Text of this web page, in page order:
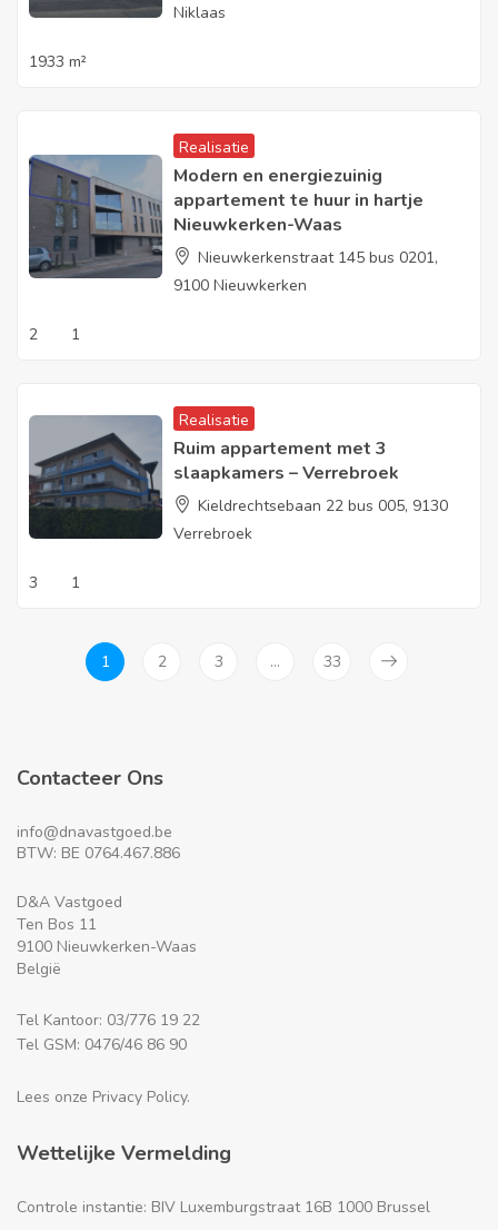
Niklaas
1933 m²
Realisatie
Modern en energiezuinig
appartement te huur in hartje
Nieuwkerken-Waas
Nieuwkerkenstraat 145 bus 0201,
9100 Nieuwkerken
2 1
Realisatie
Ruim appartement met 3
slaapkamers – Verrebroek
Kieldrechtsebaan 22 bus 005, 9130
Verrebroek
3 1
1 2 3 … 33
Contacteer Ons
info@dnavastgoed.be
BTW: BE 0764.467.886
D&A Vastgoed
Ten Bos 11
9100 Nieuwkerken-Waas
België
Tel Kantoor: 03/776 19 22
Tel GSM: 0476/46 86 90
Lees onze Privacy Policy.
Wettelijke Vermelding
Controle instantie: BIV Luxemburgstraat 16B 1000 Brussel